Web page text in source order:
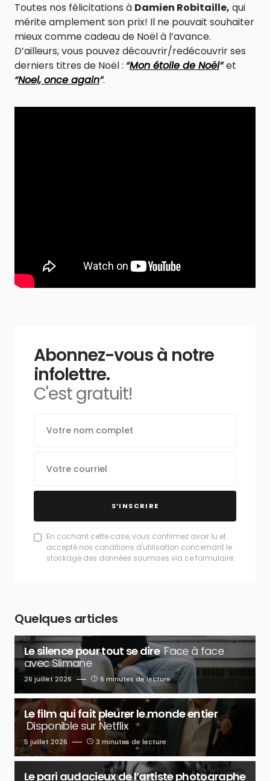
Toutes nos félicitations à Damien Robitaille, qui
mérite amplement son prix! Il ne pouvait souhaiter
mieux comme cadeau de Noël à l’avance.
D’ailleurs, vous pouvez découvrir/redécouvrir ses
derniers titres de Noël : “Mon étoile de Noël”et
“Noel, once again”.
Abonnez-vous à notre
infolettre.
C'est gratuit!
S’INSCRIRE
En cochant cette case, vous confirmez avoir lu et
accepté nos conditions d'utilisation concernant le
stockage des données soumises via ce formulaire.
Quelques articles
Le silence pour tout se dire Face à face
avec Slimane
26 juillet 2026 6 minutes de lecture
Le film qui fait pleurer le monde entier
Disponible sur Netflix
5 juillet 2026 3 minutes de lecture
Le pari audacieux de l’artiste photographe